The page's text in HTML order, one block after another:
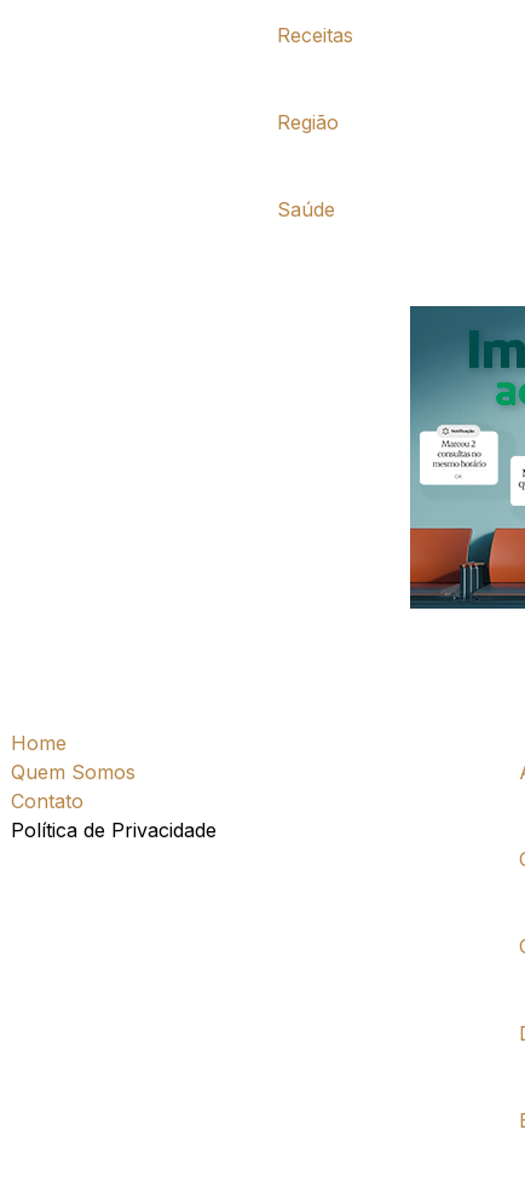
Receitas
Região
Saúde
Home
Quem Somos
Contato
Política de Privacidade